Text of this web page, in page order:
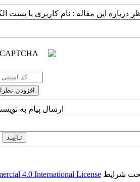
درباره این مقاله : نام کاربری یا پست
ارسال پیام به
تحت شرایط 4.0 International License